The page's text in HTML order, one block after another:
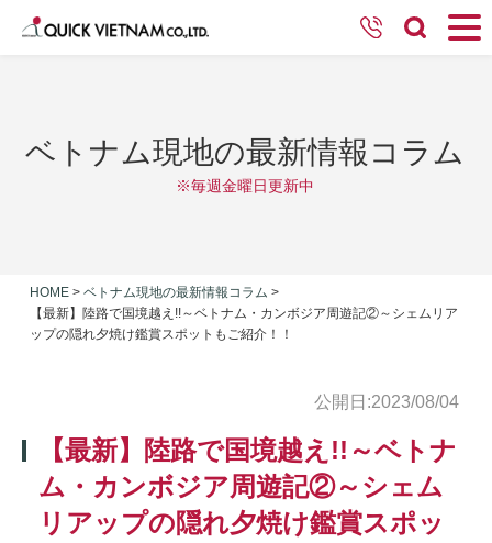
ベトナム現地の最新情報コラム
※毎週金曜日更新中
HOME > ベトナム現地の最新情報コラム >
【最新】陸路で国境越え!!～ベトナム・カンボジア周遊記②～シェムリア
ップの隠れ夕焼け鑑賞スポットもご紹介！！
公開日:2023/08/04
【最新】陸路で国境越え!!～ベトナ
ム・カンボジア周遊記②～シェム
リアップの隠れ夕焼け鑑賞スポッ